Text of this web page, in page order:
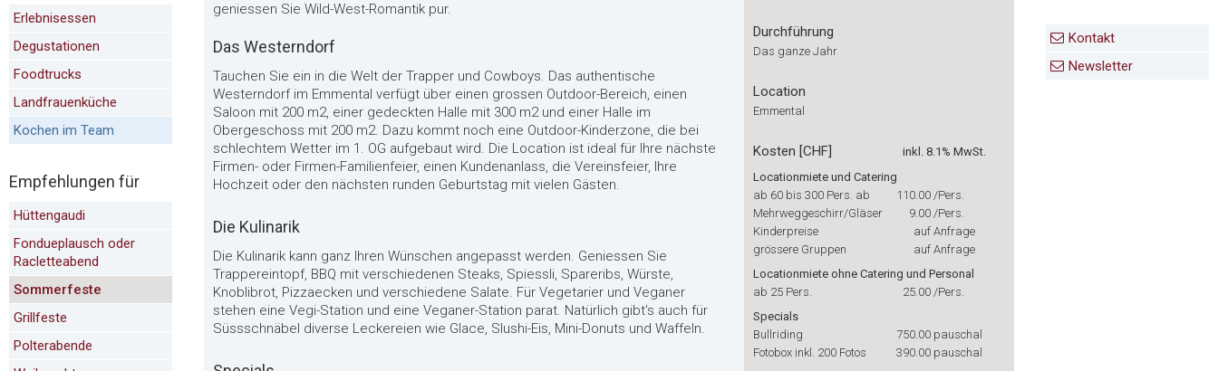
Erlebnisessen
Degustationen
Foodtrucks
Landfrauenküche
Kochen im Team
Empfehlungen für
Hüttengaudi
Fondueplausch oder
Racletteabend
Sommerfeste
Grillfeste
Polterabende
geniessen Sie Wild-West-Romantik pur.
Das Westerndorf
Tauchen Sie ein in die Welt der Trapper und Cowboys. Das authentische
Westerndorf im Emmental verfügt über einen grossen Outdoor-Bereich, einen
Saloon mit 200 m2, einer gedeckten Halle mit 300 m2 und einer Halle im
Obergeschoss mit 200 m2. Dazu kommt noch eine Outdoor-Kinderzone, die bei
schlechtem Wetter im 1. OG aufgebaut wird. Die Location ist ideal für Ihre nächste
Firmen- oder Firmen-Familienfeier, einen Kundenanlass, die Vereinsfeier, Ihre
Hochzeit oder den nächsten runden Geburtstag mit vielen Gästen.
Die Kulinarik
Die Kulinarik kann ganz Ihren Wünschen angepasst werden. Geniessen Sie
Trappereintopf, BBQ mit verschiedenen Steaks, Spiessli, Spareribs, Würste,
Knoblibrot, Pizzaecken und verschiedene Salate. Für Vegetarier und Veganer
stehen eine Vegi-Station und eine Veganer-Station parat. Natürlich gibt's auch für
Süssschnäbel diverse Leckereien wie Glace, Slushi-Eis, Mini-Donuts und Waffeln.
Durchführung
Das ganze Jahr
Location
Emmental
Kosten [CHF]
inkl. 8.1% MwSt.
Locationmiete und Catering
ab 60 bis 300 Pers. ab
110.00 /Pers.
Mehrweggeschirr/Gläser
9.00 /Pers.
Kinderpreise
auf Anfrage
grössere Gruppen
auf Anfrage
Locationmiete ohne Catering und Personal
ab 25 Pers.
25.00 /Pers.
Specials
Bullriding
750.00 pauschal
Fotobox inkl. 200 Fotos
390.00 pauschal
Kontakt
Newsletter